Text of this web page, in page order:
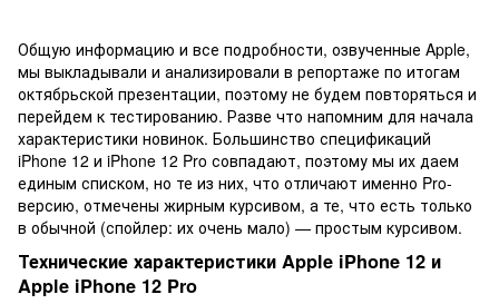
Общую информацию и все подробности, озвученные Apple,
мы выкладывали и анализировали в репортаже по итогам
октябрьской презентации, поэтому не будем повторяться и
перейдем к тестированию. Разве что напомним для начала
характеристики новинок. Большинство спецификаций
iPhone 12 и iPhone 12 Pro совпадают, поэтому мы их даем
единым списком, но те из них, что отличают именно Pro-
версию, отмечены жирным курсивом, а те, что есть только
в обычной (спойлер: их очень мало) — простым курсивом.
Технические характеристики Apple iPhone 12 и
Apple iPhone 12 Pro